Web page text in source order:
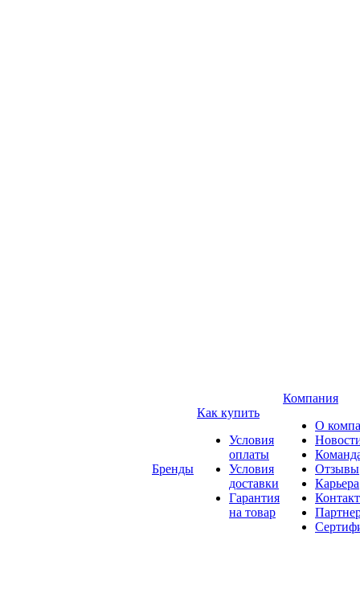
Бренды
Как купить
Условия
оплаты
Условия
доставки
Гарантия
на товар
Компания
О
Отзывы
Карьера